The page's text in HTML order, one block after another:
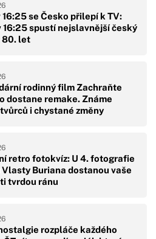
16:25 se Česko přilepí k TV:
16:25 spustí nejslavnější český
80. let
rodinný film Zachraňte
dostane remake. Známe
i chystané změny
retro fotokvíz: U 4. fotografie
Vlasty Buriana dostanou vaše
tvrdou ránu
rozpláče každého